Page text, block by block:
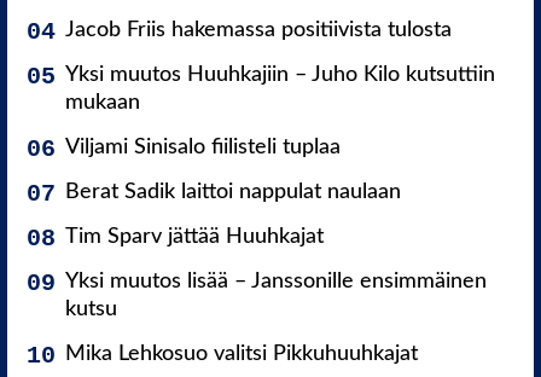
Jacob Friis hakemassa positiivista tulosta
Yksi muutos Huuhkajiin – Juho Kilo kutsuttiin
mukaan
Viljami Sinisalo fiilisteli tuplaa
Berat Sadik laittoi nappulat naulaan
Tim Sparv jättää Huuhkajat
Yksi muutos lisää – Janssonille ensimmäinen
kutsu
Mika Lehkosuo valitsi Pikkuhuuhkajat